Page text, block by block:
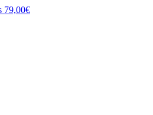
79,00€